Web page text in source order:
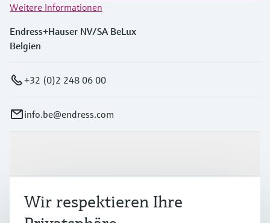
Weitere Informationen
Endress+Hauser NV/SA BeLux
Belgien
+32 (0)2 248 06 00
info.be@endress.com
Branchen
Wir respektieren Ihre